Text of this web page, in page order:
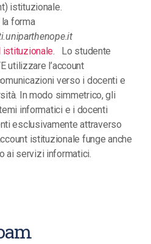
istituzionale.
la forma
istituzionale. Lo studente
utilizzare l’account
verso i docenti e
In modo simmetrico, gli
informatici e i docenti
esclusivamente attraverso
istituzionale funge anche
ai servizi informatici.